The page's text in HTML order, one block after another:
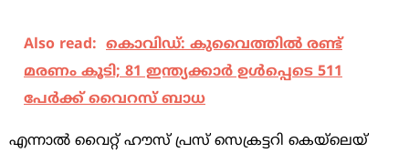
Also read: കൊവിഡ്: കുവൈത്തില്‍ രണ്ട്
മരണം കൂടി; 81 ഇന്ത്യക്കാര്‍ ഉള്‍പ്പെടെ 511
പേര്‍ക്ക് വൈറസ് ബാധ
എന്നാല്‍ വൈറ്റ് ഹൗസ് പ്രസ് സെക്രട്ടറി കെയ്ലെയ്